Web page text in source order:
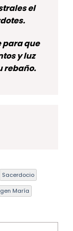
el
para que
y luz
rebaño.
Sacerdocio
María